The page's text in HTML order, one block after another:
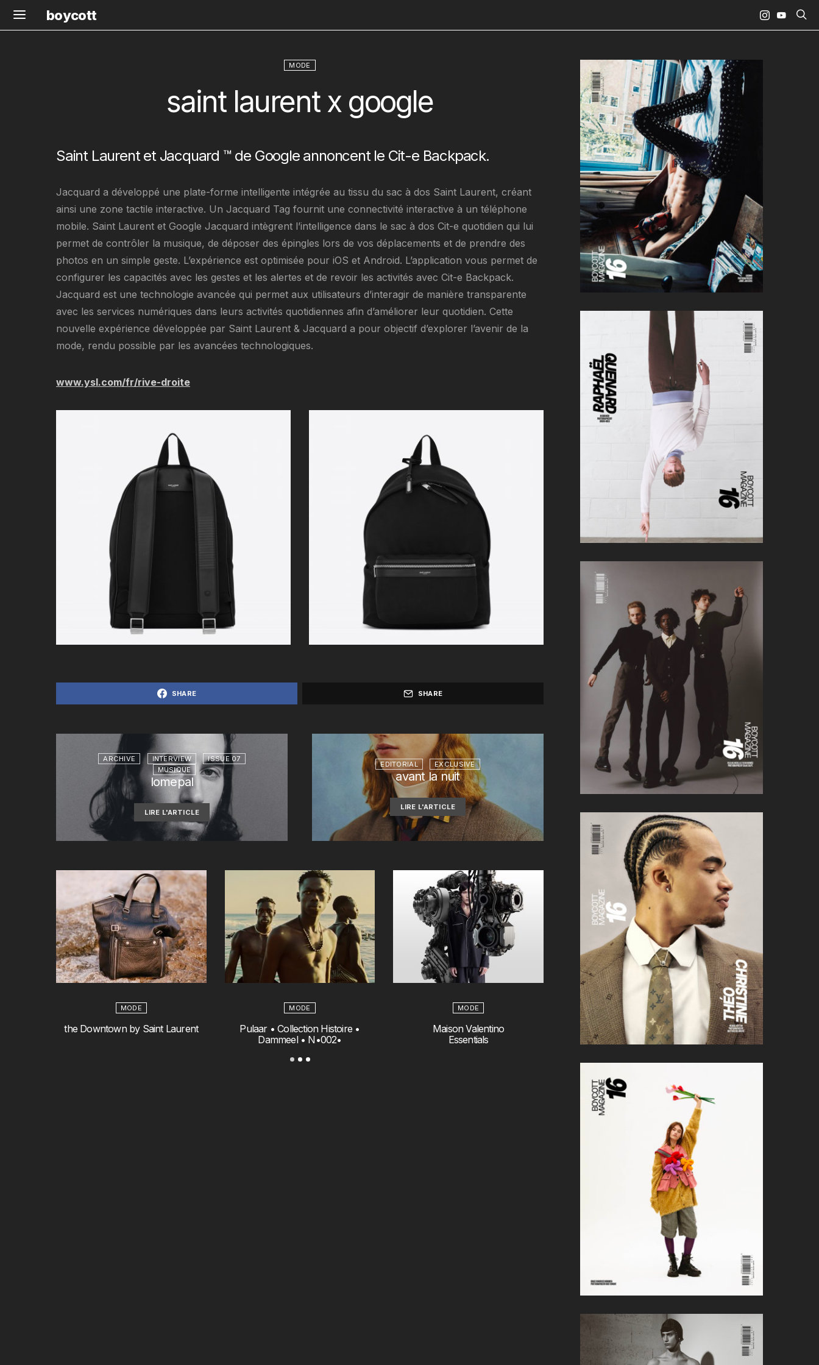
boycott
MODE
saint laurent x google
Saint Laurent et Jacquard ™ de Google annoncent le Cit-e Backpack.
Jacquard a développé une plate-forme intelligente intégrée au tissu du sac à dos Saint Laurent, créant
ainsi une zone tactile interactive. Un Jacquard Tag fournit une connectivité interactive à un téléphone
mobile. Saint Laurent et Google Jacquard intègrent l’intelligence dans le sac à dos Cit-e quotidien qui lui
permet de contrôler la musique, de déposer des épingles lors de vos déplacements et de prendre des
photos en un simple geste. L’expérience est optimisée pour iOS et Android. L’application vous permet de
configurer les capacités avec les gestes et les alertes et de revoir les activités avec Cit-e Backpack.
Jacquard est une technologie avancée qui permet aux utilisateurs d’interagir de manière transparente
avec les services numériques dans leurs activités quotidiennes afin d’améliorer leur quotidien. Cette
nouvelle expérience développée par Saint Laurent & Jacquard a pour objectif d’explorer l’avenir de la
mode, rendu possible par les avancées technologiques.
www.ysl.com/fr/rive-droite
SHARE SHARE
ARCHIVE INTERVIEW
ISSUE 07
MUSIQUE
lomepal
LIRE L'ARTICLE
EDITORIAL EXCLUSIVE
avant la nuit
LIRE L'ARTICLE
MODE
the Downtown by Saint Laurent
MODE
Pulaar • Collection Histoire •
Dammeel • N•002•
MODE
Maison Valentino
Essentials
MODE
Saint Laurent pre-Oscars event
hosted by Anthony Vaccarello